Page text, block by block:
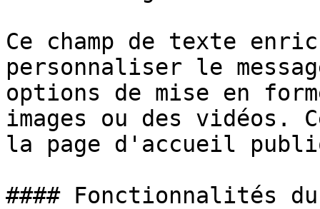
Ce champ de texte
personnaliser le
options de mise en
images ou des vidéos.
la page d'accueil
#### Fonctionnalités